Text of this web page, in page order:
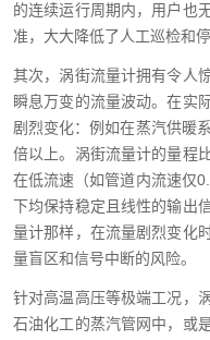
的连续运行周期内，用户也
准，大大降低了人工巡检和
其次，涡街流量计拥有令人
瞬息万变的流量波动。在实
剧烈变化：例如在蒸汽供暖
倍以上。涡街流量计的量程
在低流速（如管道内流速仅
下均保持稳定且线性的输出
量计那样，在流量剧烈变化
量盲区和信号中断的风险。
针对高温高压等极端工况，
石油化工的蒸汽管网中，或